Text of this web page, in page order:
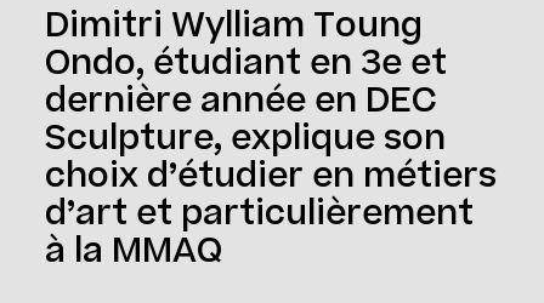
Dimitri Wylliam Toung
Ondo, étudiant en 3e et
dernière année en DEC
Sculpture, explique son
choix d’étudier en métiers
d’art et particulièrement
à la MMAQ